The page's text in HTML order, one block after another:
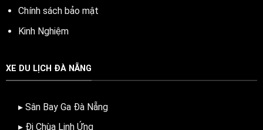
Chính sách bảo mật
Kinh Nghiệm
XE DU LỊCH ĐÀ NẴNG
▸ Sân Bay Ga Đà Nẵng
▸ Đi Chùa Linh Ứng